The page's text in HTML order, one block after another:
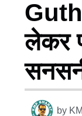
लेकर
by